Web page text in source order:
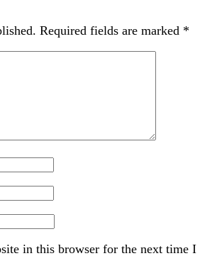
Required fields are marked *
in this browser for the next time I